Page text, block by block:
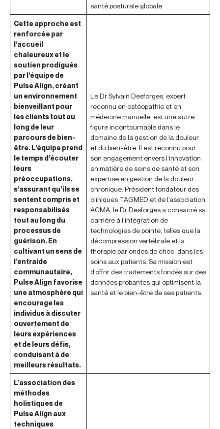
santé posturale globale.
Cette approche est
renforcée par
l’accueil
chaleureux et le
soutien prodigués
par l’équipe de
Pulse Align, créant
un environnement
bienveillant pour
les clients tout au
long de leur
parcours de bien-
être. L’équipe prend
le temps d’écouter
leurs
préoccupations,
s’assurant qu’ils se
sentent compris et
responsabilisés
tout au long du
processus de
guérison. En
cultivant un sens de
l’entraide
communautaire,
Pulse Align favorise
une atmosphère qui
encourage les
individus à discuter
ouvertement de
leurs expériences
et de leurs défis,
conduisant à de
meilleurs résultats.
Le Dr Sylvain Desforges, expert
reconnu en ostéopathie et en
médecine manuelle, est une autre
figure incontournable dans le
domaine de la gestion de la douleur
et du bien-être. Il est reconnu pour
son engagement envers l’innovation
en matière de soins de santé et son
expertise en gestion de la douleur
chronique. Président fondateur des
cliniques TAGMED et de l’association
ACMA, le Dr Desforges a consacré sa
carrière à l’intégration de
technologies de pointe, telles que la
décompression vertébrale et la
thérapie par ondes de choc, dans les
soins aux patients. Sa mission est
d’offrir des traitements fondés sur des
données probantes qui optimisent la
santé et le bien-être de ses patients.
L’association des
méthodes
holistiques de
Pulse Align aux
techniques